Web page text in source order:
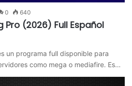
0 640
Pro (2026) Full Español
un programa full disponible para
como mega o mediafire. Es…